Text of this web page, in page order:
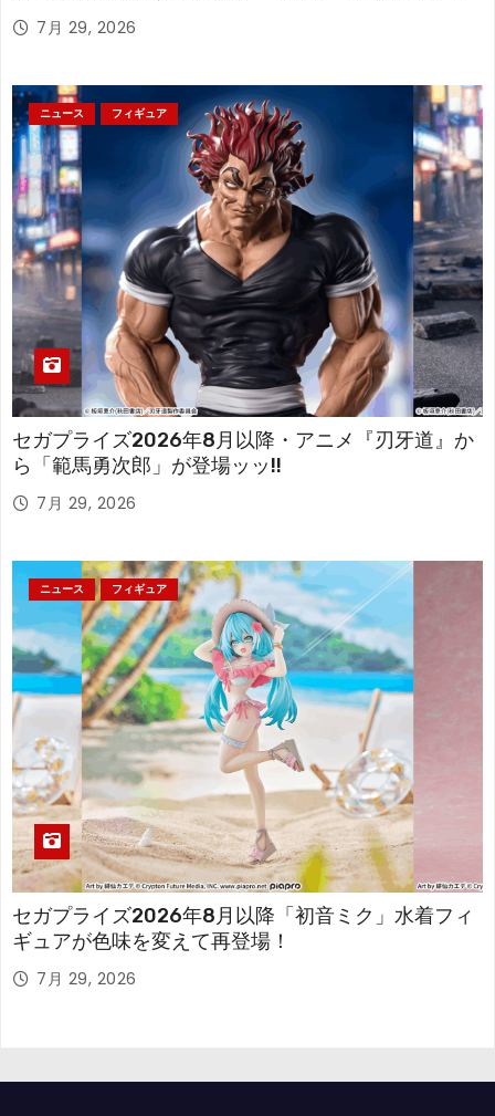
アが登場！
7月 29, 2026
ニュース フィギュア
セガプライズ2026年8月以降・アニメ『刃牙道』か
ら「範馬勇次郎」が登場ッッ!!
7月 29, 2026
ニュース フィギュア
セガプライズ2026年8月以降「初音ミク」水着フィ
ギュアが色味を変えて再登場！
7月 29, 2026